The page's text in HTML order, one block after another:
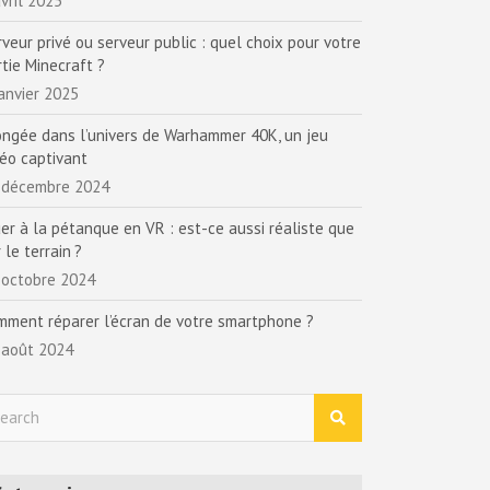
privé ou serveur public : quel choix pour votre
Minecraft ?
2025
dans l’univers de Warhammer 40K, un jeu
captivant
2024
à la pétanque en VR : est-ce aussi réaliste que
le terrain ?
2024
réparer l’écran de votre smartphone ?
2024